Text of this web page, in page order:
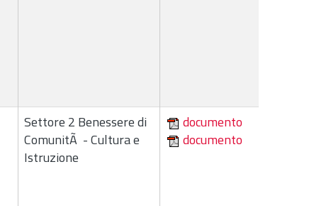
Settore 2 Benessere di
ComunitÃ - Cultura e
Istruzione
documento
documento